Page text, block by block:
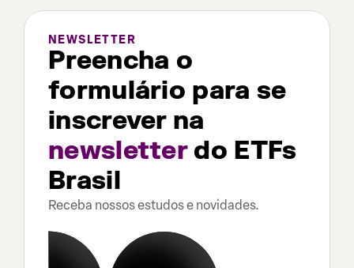
NEWSLETTER
Preencha o
formulário para se
inscrever na
newsletterdo ETFs
Brasil
Receba nossos estudos e novidades.